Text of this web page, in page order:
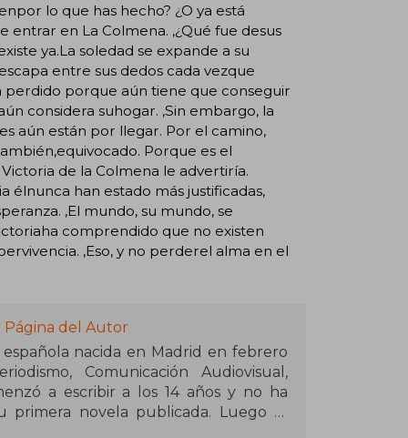
lo que has hecho? ¿O ya está
entrar en La Colmena. ,¿Qué fue desus
ya.La soledad se expande a su
entre sus dedos cada vezque
perdido porque aún tiene que conseguir
considera suhogar. ,Sin embargo, la
aún están por llegar. Por el camino,
Porque es el
de la Colmena le advertiría.
élnunca han estado más justificadas,
,El mundo, su mundo, se
comprendido que no existen
,Eso, y no perderel alma en el
Página del Autor
nacida en Madrid en febrero
Comunicación Audiovisual,
a escribir a los 14 años y no ha
primera novela publicada. Luego le
la trilogía.